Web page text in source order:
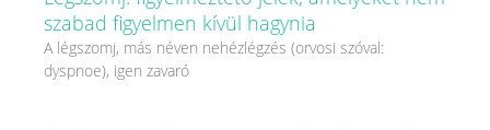
szabad figyelmen kívül hagynia
A légszomj, más néven nehézlégzés (orvosi szóval:
dyspnoe), igen zavaró